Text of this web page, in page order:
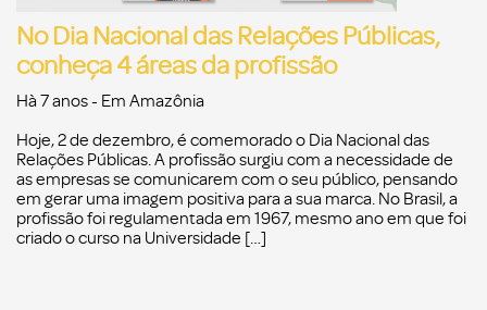
No Dia Nacional das Relações Públicas,
conheça 4 áreas da profissão
Hà 7 anos- Em Amazônia
Hoje, 2 de dezembro, é comemorado o Dia Nacional das
Relações Públicas. A profissão surgiu com a necessidade de
as empresas se comunicarem com o seu público, pensando
em gerar uma imagem positiva para a sua marca. No Brasil, a
profissão foi regulamentada em 1967, mesmo ano em que foi
criado o curso na Universidade […]